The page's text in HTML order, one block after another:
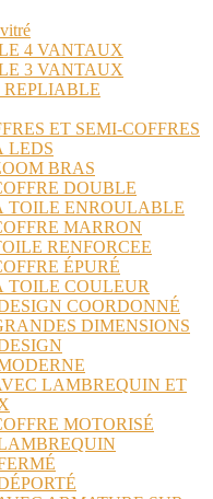
4 VANTAUX
3 VANTAUX
REPLIABLE
ET SEMI-COFFRES
LEDS
BRAS
DOUBLE
TOILE ENROULABLE
MARRON
RENFORCEE
ÉPURÉ
TOILE COULEUR
COORDONNÉ
DIMENSIONS
LAMBREQUIN ET
MOTORISÉ